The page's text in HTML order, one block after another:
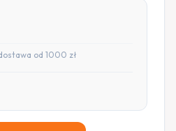
od 1000 zł